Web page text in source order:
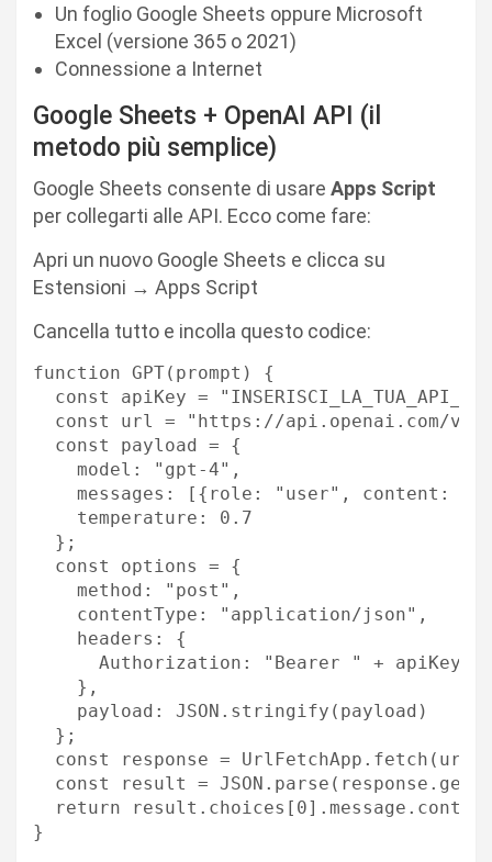
Un foglio Google Sheets oppure Microsoft
Excel (versione 365 o 2021)
Connessione a Internet
Google Sheets + OpenAI API (il
metodo più semplice)
Google Sheets consente di usare Apps Script
per collegarti alle API. Ecco come fare:
Apri un nuovo Google Sheets e clicca su
Estensioni → Apps Script
Cancella tutto e incolla questo codice:
function GPT(prompt) {
const apiKey =
const url = "https://api.openai.com/v1/
  const payload = {
    model: "gpt-4",
messages: [{role: "user", content:
    temperature: 0.7
  };
  const options = {
    method: "post",
    contentType: "application/json",
    headers: {
      Authorization: "Bearer " + apiKey
    },
    payload: JSON.stringify(payload)
  };
const response = UrlFetchApp.fetch(url,
const result =
return